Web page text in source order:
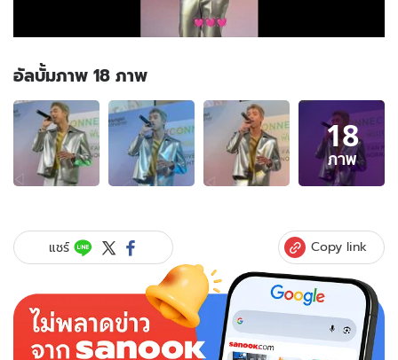
อัลบั้มภาพ 18 ภาพ
อัลบั้ม
ภาพ
ของ
ภัทร"
เขิน
มาก
ภาพ
ฮอต!
18
ภาพ
แชร์ Copy link